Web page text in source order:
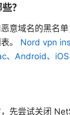
？
意域名的黑名
。 Nord vpn
、Android、iOS
先尝试关闭